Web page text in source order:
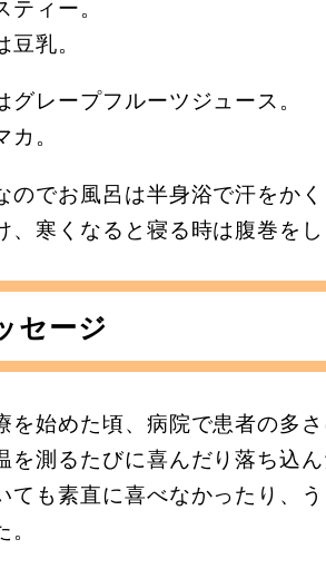
ィー。
乳。
グレープフルーツジュース。
。
のでお風呂は半身浴で汗をか
、寒くなると寝る時は腹巻をし
セージ
を始めた頃、病院で患者の多
を測るたびに喜んだり落ち込
ても素直に喜べなかったり、